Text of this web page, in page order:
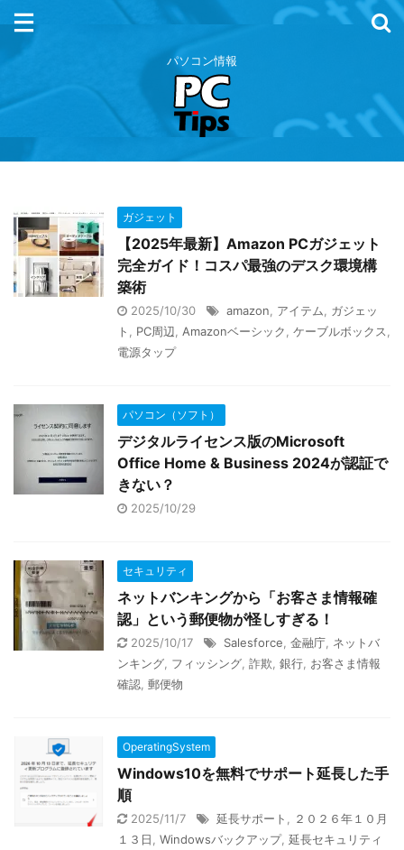
パソコン情報
ガジェット
【2025年最新】Amazon PCガジェット
完全ガイド！コスパ最強のデスク環境構
築術
2025/10/30 amazon アイテム
ガジェッ
ト
PC周辺 Amazonベーシック ケーブルボックス
電源タップ
パソコン（ソフト）
デジタルライセンス版のMicrosoft
Office Home & Business 2024が認証で
きない？
2025/10/29
セキュリティ
ネットバンキングから「お客さま情報確
認」という郵便物が怪しすぎる！
2025/10/17 Salesforce 金融庁 ネットバ
ンキング フィッシング 詐欺 銀行 お客さま情報
確認 郵便物
OperatingSystem
Windows10を無料でサポート延長した手
順
2025/11/7 延長サポート
２０２６年１０月
１３日
Windowsバックアップ, 延長セキュリティ